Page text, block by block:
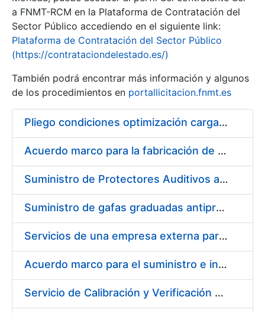
Mostra/Amaga
a FNMT-RCM en la Plataforma de Contratación del
Sector Público accediendo en el siguiente link:
Plataforma de Contratación del Sector Público
(https://contrataciondelestado.es/)
También podrá encontrar más información y algunos
de los procedimientos en portallicitacion.fnmt.es
Pliego condiciones optimización cargas compras firmado
Acuerdo marco para la fabricación de piezas
Suministro de Protectores Auditivos a medida para las personas trabajadoras de los Centros de Trabajo de Madrid y Burgos
Suministro de gafas graduadas antiproyecciones para los trabajadores de la FNMT-RCM en los centros de trabajo de Madrid y Burgos
Servicios de una empresa externa para el asesoramiento y resolución de los recursos de alzada que se presentan relacionados con procesos de selección para la FNMT-RCM
Acuerdo marco para el suministro e instalación de persianas, estores y otros complementos
Servicio de Calibración y Verificación Externa de los Equipos de Medición del Servicio de Prevención de la FNMT-RCM